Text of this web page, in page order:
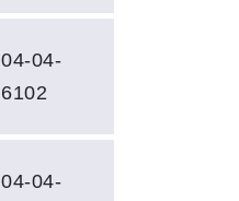
04-04-
6102
04-04-